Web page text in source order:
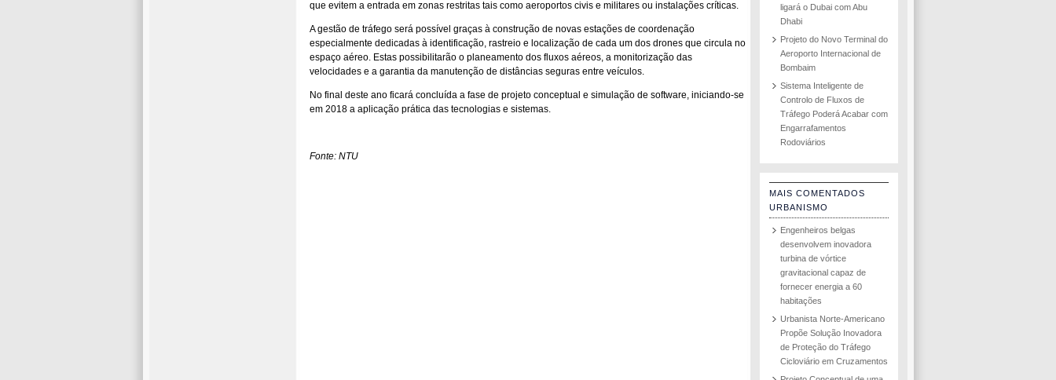
que evitem a entrada em zonas restritas tais como aeroportos civis e militares ou instalações críticas.
A gestão de tráfego será possível graças à construção de novas estações de coordenação
especialmente dedicadas à identificação, rastreio e localização de cada um dos drones que circula no
espaço aéreo. Estas possibilitarão o planeamento dos fluxos aéreos, a monitorização das
velocidades e a garantia da manutenção de distâncias seguras entre veículos.
No final deste ano ficará concluída a fase de projeto conceptual e simulação de software, iniciando-se
em 2018 a aplicação prática das tecnologias e sistemas.
Fonte: NTU
ligará o Dubai com Abu
Dhabi
Projeto do Novo Terminal do
Aeroporto Internacional de
Bombaim
Sistema Inteligente de
Controlo de Fluxos de
Tráfego Poderá Acabar com
Engarrafamentos
Rodoviários
MAIS COMENTADOS
URBANISMO
Engenheiros belgas
desenvolvem inovadora
turbina de vórtice
gravitacional capaz de
fornecer energia a 60
habitações
Urbanista Norte-Americano
Propõe Solução Inovadora
de Proteção do Tráfego
Cicloviário em Cruzamentos